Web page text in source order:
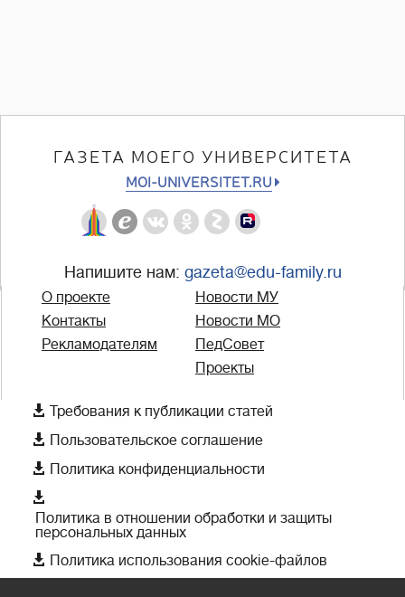
ГАЗЕТА МОЕГО УНИВЕРСИТЕТА
MOI-UNIVERSITET.RU
Напишите нам: gazeta@edu-family.ru
О проекте
Контакты
Рекламодателям
Новости МУ
Новости МО
ПедСовет
Проекты
 Требования к публикации статей
 Пользовательское соглашение
 Политика конфиденциальности

Политика в отношении обработки и защиты
персональных данных
 Политика использования cookie-файлов